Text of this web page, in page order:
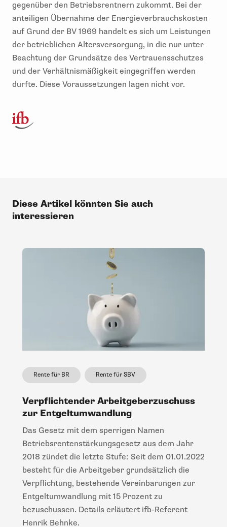
gegenüber den Betriebsrentnern zukommt. Bei der
anteiligen Übernahme der Energieverbrauchskosten
auf Grund der BV 1969 handelt es sich um Leistungen
der betrieblichen Altersversorgung, in die nur unter
Beachtung der Grundsätze des Vertrauensschutzes
und der Verhältnismäßigkeit eingegriffen werden
durfte. Diese Voraussetzungen lagen nicht vor.
Diese Artikel könnten Sie auch
interessieren
Rente für BR Rente für SBV
Verpflichtender Arbeitgeberzuschuss
zur Entgeltumwandlung
Das Gesetz mit dem sperrigen Namen
Betriebsrentenstärkungsgesetz aus dem Jahr
2018 zündet die letzte Stufe: Seit dem 01.01.2022
besteht für die Arbeitgeber grundsätzlich die
Verpflichtung, bestehende Vereinbarungen zur
Entgeltumwandlung mit 15 Prozent zu
bezuschussen. Details erläutert ifb-Referent
Henrik Behnke.